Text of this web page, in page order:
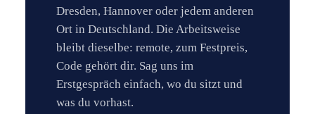
Dresden, Hannover oder jedem anderen
Ort in Deutschland. Die Arbeitsweise
bleibt dieselbe: remote, zum Festpreis,
Code gehört dir. Sag uns im
Erstgespräch einfach, wo du sitzt und
was du vorhast.